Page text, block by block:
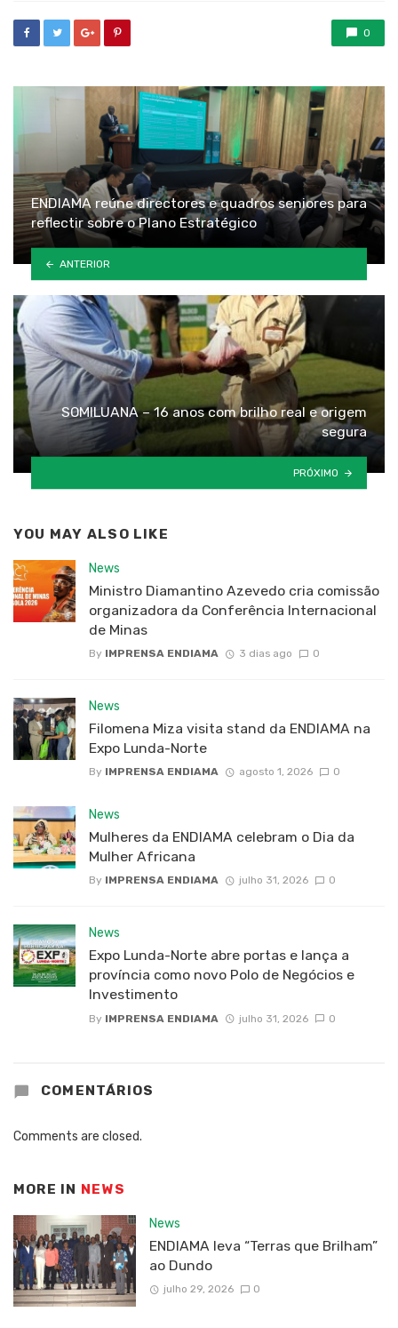
0
ENDIAMA reúne directores e quadros seniores para
reflectir sobre o Plano Estratégico
ANTERIOR
SOMILUANA – 16 anos com brilho real e origem
segura
PRÓXIMO
YOU MAY ALSO LIKE
News
Ministro Diamantino Azevedo cria comissão
organizadora da Conferência Internacional
de Minas
By IMPRENSA ENDIAMA 3 dias ago 0
News
Filomena Miza visita stand da ENDIAMA na
Expo Lunda-Norte
By IMPRENSA ENDIAMA agosto 1, 2026 0
News
Mulheres da ENDIAMA celebram o Dia da
Mulher Africana
By IMPRENSA ENDIAMA julho 31, 2026 0
News
Expo Lunda-Norte abre portas e lança a
província como novo Polo de Negócios e
Investimento
By IMPRENSA ENDIAMA julho 31, 2026 0
COMENTÁRIOS
Comments are closed.
MORE IN NEWS
News
ENDIAMA leva “Terras que Brilham”
ao Dundo
julho 29, 2026 0